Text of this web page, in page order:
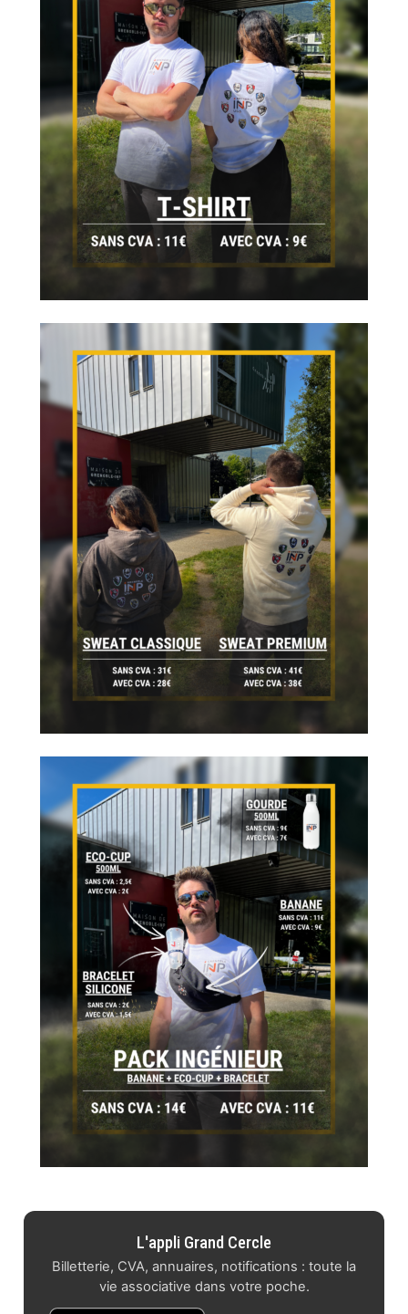
L'appli Grand Cercle
Billetterie, CVA, annuaires, notifications : toute la
vie associative dans votre poche.